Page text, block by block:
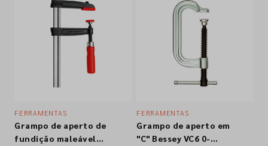
Siga-nos nas redes sociais
FERRAMENTAS
Grampo de aperto de
fundição maleável
FERRAMENTAS
Grampo de aperto em
"C" Bessey VC6 0-